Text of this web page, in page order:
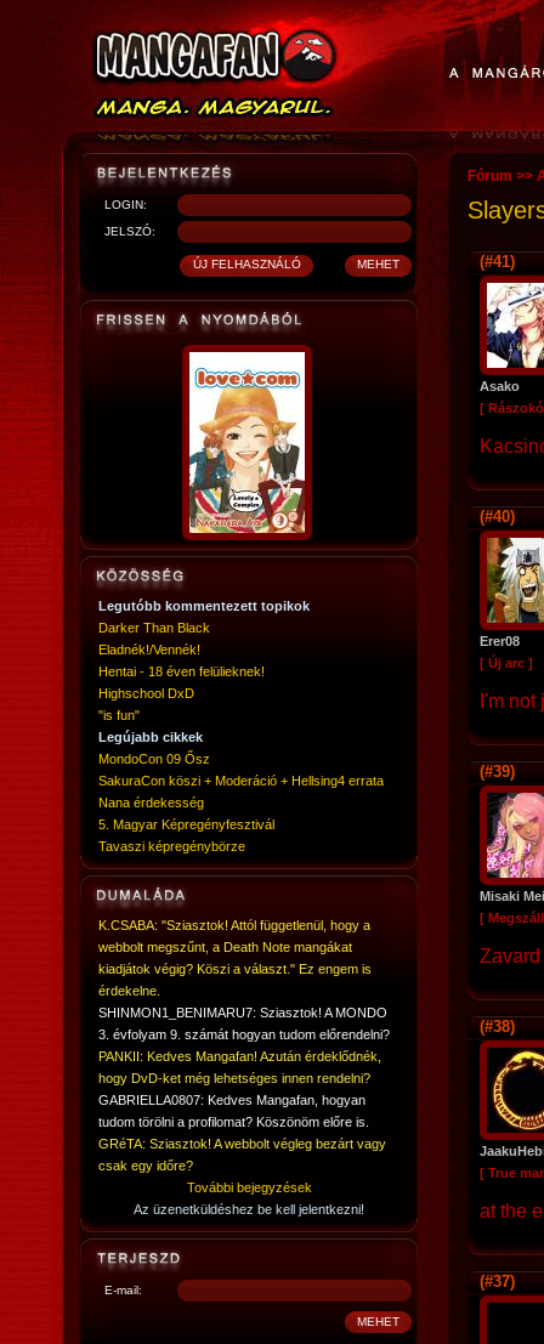
LOGIN:
JELSZÓ:
Legutóbb kommentezett topikok
Darker Than Black
Eladnék!/Vennék!
Hentai - 18 éven felülieknek!
Highschool DxD
"is fun"
Legújabb cikkek
MondoCon 09 Ősz
SakuraCon köszi + Moderáció + Hellsing4 errata
Nana érdekesség
5. Magyar Képregényfesztivál
Tavaszi képregénybörze
K.CSABA: "Sziasztok! Attól függetlenül, hogy a
webbolt megszűnt, a Death Note mangákat
kiadjátok végig? Köszi a választ." Ez engem is
érdekelne.
SHINMON1_BENIMARU7: Sziasztok! A MONDO
3. évfolyam 9. számát hogyan tudom előrendelni?
PANKII: Kedves Mangafan! Azután érdeklődnék,
hogy DvD-ket még lehetséges innen rendelni?
GABRIELLA0807: Kedves Mangafan, hogyan
tudom törölni a profilomat? Köszönöm előre is.
GRéTA: Sziasztok! A webbolt végleg bezárt vagy
csak egy időre?
További bejegyzések
Az üzenetküldéshez be kell jelentkezni!
E-mail:
Fórum >>
(#41)
Asako
[
(#40)
Erer08
[ Új arc ]
I'm
(#39)
Misaki Mei
[
(#38)
[ True
at the
(#37)